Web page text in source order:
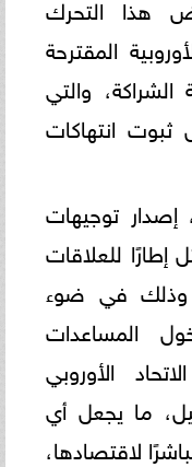
المقترحة
الشراكة، والتي
انتهاكات
إصدار توجيهات
إطارًا للعلاقات
وذلك في ضوء
المساعدات
الأوروبي
ما يجعل أي
لاقتصادها،